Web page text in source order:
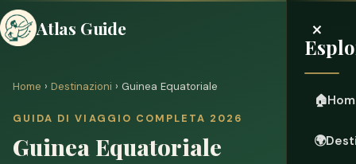
Atlas Guide ×
🏠
🌍
Home › Destinazioni › Guinea Equatoriale
GUIDA DI VIAGGIO COMPLETA 2026
Guinea Equatoriale